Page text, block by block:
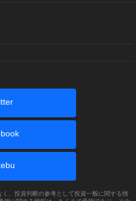
、投資判断の参考として投資一般に関する情